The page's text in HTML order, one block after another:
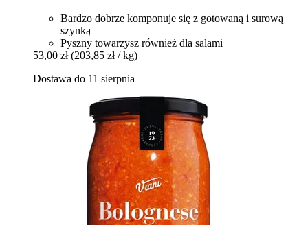
Bardzo dobrze komponuje się z gotowaną i surową
szynką
Pyszny towarzysz również dla salami
53,00 zł (203,85 zł / kg)
Dostawa do 11 sierpnia